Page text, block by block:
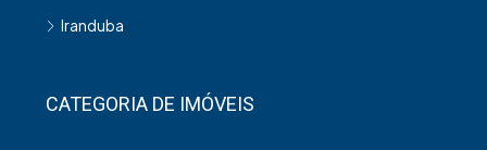
Iranduba
CATEGORIA DE IMÓVEIS